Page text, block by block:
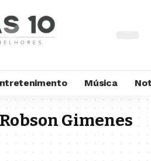
Música
Gimenes